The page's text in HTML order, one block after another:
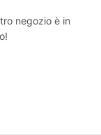
negozio è in